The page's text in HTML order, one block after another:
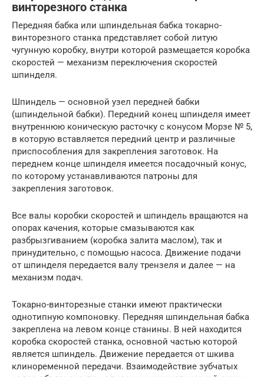
винторезного станка
Передняя бабка или шпиндельная бабка токарно-
винторезного станка представляет собой литую
чугунную коробку, внутри которой размещается коробка
скоростей — механизм переключения скоростей
шпинделя.
Шпиндель — основной узел передней бабки
(шпиндельной бабки). Передний конец шпинделя имеет
внутреннюю коническую расточку с конусом Морзе № 5,
в которую вставляется передний центр и различные
приспособления для закрепления заготовок. На
переднем конце шпинделя имеется посадочный конус,
по которому устанавливаются патроны для
закрепления заготовок.
Все валы коробки скоростей и шпиндель вращаются на
опорах качения, которые смазываются как
разбрызгиванием (коробка залита маслом), так и
принудительно, с помощью насоса. Движение подачи
от шпинделя передается валу трензеля и далее — на
механизм подач.
Токарно-винторезные станки имеют практически
однотипную компоновку. Передняя шпиндельная бабка
закреплена на левом конце станины. В ней находится
коробка скоростей станка, основной частью которой
является шпиндель. Движение передается от шкива
клиноременной передачи. Взаимодействие зубчатых